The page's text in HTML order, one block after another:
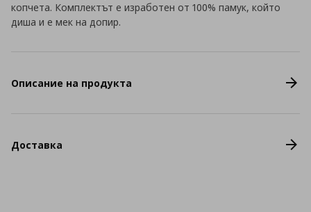
копчета. Комплектът е изработен от 100% памук, който
диша и е мек на допир.
Описание на продукта
Доставка